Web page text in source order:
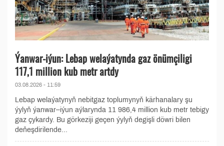
Ýanwar-iýun: Lebap welaýatynda gaz önümçiligi
117,1 million kub metr artdy
03.08.2026 - 11:59
Lebap welaýatynyň nebitgaz toplumynyň kärhanalary şu
ýylyň ýanwar–iýun aýlarynda 11 986,4 million kub metr tebigy
gaz çykardy. Bu görkeziji geçen ýylyň degişli döwri bilen
deňeşdirilende...